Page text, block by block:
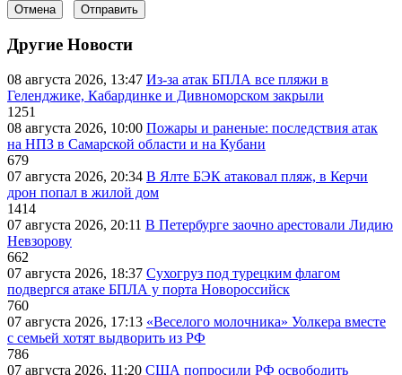
Отмена Отправить
Другие Новости
08 августа 2026, 13:47 Из-за атак БПЛА все пляжи в
Геленджике, Кабардинке и Дивноморском закрыли
1251
08 августа 2026, 10:00 Пожары и раненые: последствия атак
на НПЗ в Самарской области и на Кубани
679
07 августа 2026, 20:34 В Ялте БЭК атаковал пляж, в Керчи
дрон попал в жилой дом
1414
07 августа 2026, 20:11 В Петербурге заочно арестовали Лидию
Невзорову
662
07 августа 2026, 18:37 Сухогруз под турецким флагом
подвергся атаке БПЛА у порта Новороссийск
760
07 августа 2026, 17:13 «Веселого молочника» Уолкера вместе
с семьей хотят выдворить из РФ
786
07 августа 2026, 11:20 США попросили РФ освободить